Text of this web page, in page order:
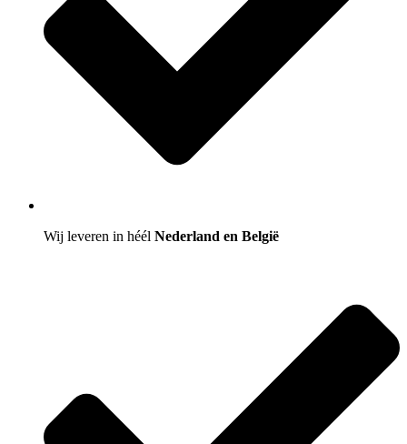
Wij leveren in héél Nederland en België